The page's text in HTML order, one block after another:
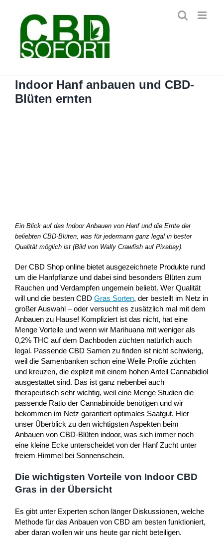
springen
Indoor Hanf anbauen und CBD-
Blüten ernten
Ein Blick auf das Indoor Anbauen von Hanf und die Ernte der
beliebten CBD-Blüten, was für jedermann ganz legal in bester
Qualität möglich ist (Bild von Wally Crawfish auf Pixabay).
Der CBD Shop online bietet ausgezeichnete Produkte rund
um die Hanfpflanze und dabei sind besonders Blüten zum
Rauchen und Verdampfen ungemein beliebt. Wer Qualität
will und die besten CBD Gras Sorten, der bestellt im Netz in
großer Auswahl – oder versucht es zusätzlich mal mit dem
Anbauen zu Hause! Kompliziert ist das nicht, hat eine
Menge Vorteile und wenn wir Marihuana mit weniger als
0,2% THC auf dem Dachboden züchten natürlich auch
legal. Passende CBD Samen zu finden ist nicht schwierig,
weil die Samenbanken schon eine Weile Profile züchten
und kreuzen, die explizit mit einem hohen Anteil Cannabidiol
ausgestattet sind. Das ist ganz nebenbei auch
therapeutisch sehr wichtig, weil eine Menge Studien die
passende Ratio der Cannabinoide benötigen und wir
bekommen im Netz garantiert optimales Saatgut. Hier
unser Überblick zu den wichtigsten Aspekten beim
Anbauen von CBD-Blüten indoor, was sich immer noch
eine kleine Ecke unterscheidet von der Hanf Zucht unter
freiem Himmel bei Sonnenschein.
Die wichtigsten Vorteile von Indoor CBD
Gras in der Übersicht
Es gibt unter Experten schon länger Diskussionen, welche
Methode für das Anbauen von CBD am besten funktioniert,
aber daran wollen wir uns heute gar nicht beteiligen.